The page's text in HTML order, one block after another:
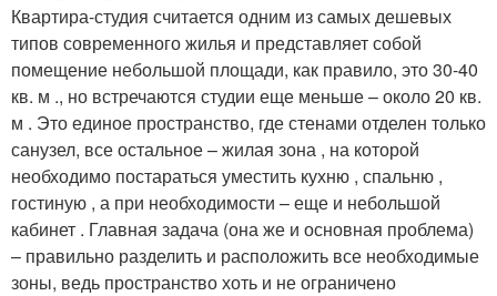
Квартира-студия считается одним из самых дешевых
типов современного жилья и представляет собой
помещение небольшой площади, как правило, это 30-40
кв. м ., но встречаются студии еще меньше – около 20 кв.
м . Это единое пространство, где стенами отделен только
санузел, все остальное – жилая зона , на которой
необходимо постараться уместить кухню , спальню ,
гостиную , а при необходимости – еще и небольшой
кабинет . Главная задача (она же и основная проблема)
– правильно разделить и расположить все необходимые
зоны, ведь пространство хоть и не ограничено